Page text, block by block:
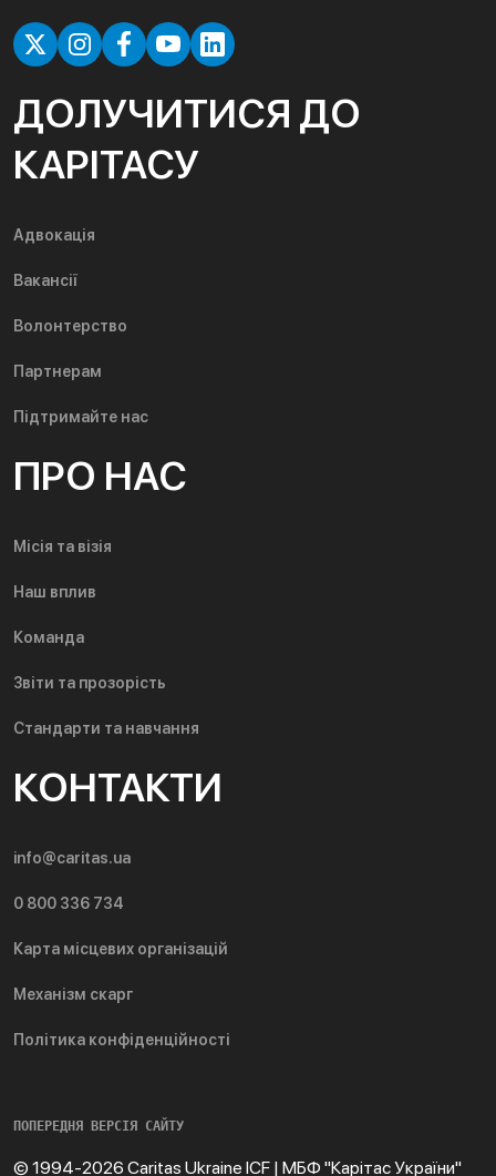
ДОЛУЧИТИСЯ ДО
КАРІТАСУ
Адвокація
Вакансії
Волонтерство
Партнерам
Підтримайте нас
ПРО НАС
Місія та візія
Наш вплив
Команда
Звіти та прозорість
Стандарти та навчання
КОНТАКТИ
info@caritas.ua
0 800 336 734
Карта місцевих організацій
Механізм скарг
Політика конфіденційності
ПОПЕРЕДНЯ ВЕРСІЯ САЙТУ
© 1994-2026 Caritas Ukraine ICF | МБФ "Карітас України"